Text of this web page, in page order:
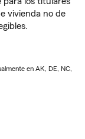
vivienda no de
en AK, DE, NC,